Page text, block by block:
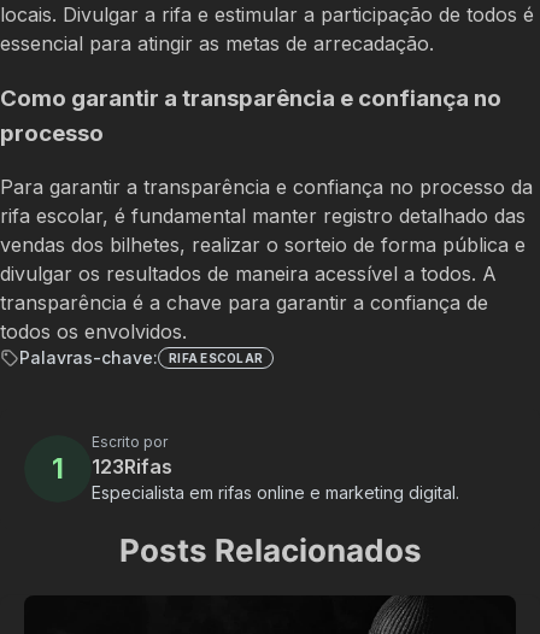
locais. Divulgar a rifa e estimular a participação de todos é
essencial para atingir as metas de arrecadação.
Como garantir a transparência e confiança no
processo
Para garantir a transparência e confiança no processo da
rifa escolar, é fundamental manter registro detalhado das
vendas dos bilhetes, realizar o sorteio de forma pública e
divulgar os resultados de maneira acessível a todos. A
transparência é a chave para garantir a confiança de
todos os envolvidos.
Palavras-chave: RIFA ESCOLAR
1
Escrito por
123Rifas
Especialista em rifas online e marketing digital.
Posts Relacionados